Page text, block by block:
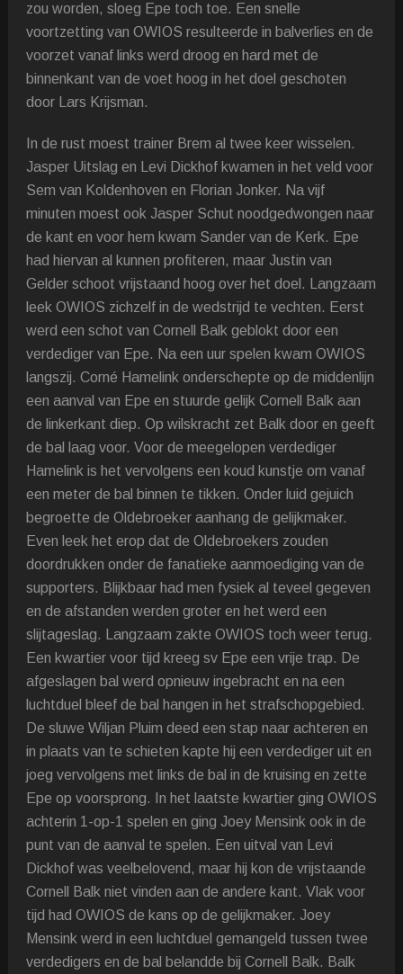
zou worden, sloeg Epe toch toe. Een snelle
voortzetting van OWIOS resulteerde in balverlies en de
voorzet vanaf links werd droog en hard met de
binnenkant van de voet hoog in het doel geschoten
door Lars Krijsman.
In de rust moest trainer Brem al twee keer wisselen.
Jasper Uitslag en Levi Dickhof kwamen in het veld voor
Sem van Koldenhoven en Florian Jonker. Na vijf
minuten moest ook Jasper Schut noodgedwongen naar
de kant en voor hem kwam Sander van de Kerk. Epe
had hiervan al kunnen profiteren, maar Justin van
Gelder schoot vrijstaand hoog over het doel. Langzaam
leek OWIOS zichzelf in de wedstrijd te vechten. Eerst
werd een schot van Cornell Balk geblokt door een
verdediger van Epe. Na een uur spelen kwam OWIOS
langszij. Corné Hamelink onderschepte op de middenlijn
een aanval van Epe en stuurde gelijk Cornell Balk aan
de linkerkant diep. Op wilskracht zet Balk door en geeft
de bal laag voor. Voor de meegelopen verdediger
Hamelink is het vervolgens een koud kunstje om vanaf
een meter de bal binnen te tikken. Onder luid gejuich
begroette de Oldebroeker aanhang de gelijkmaker.
Even leek het erop dat de Oldebroekers zouden
doordrukken onder de fanatieke aanmoediging van de
supporters. Blijkbaar had men fysiek al teveel gegeven
en de afstanden werden groter en het werd een
slijtageslag. Langzaam zakte OWIOS toch weer terug.
Een kwartier voor tijd kreeg sv Epe een vrije trap. De
afgeslagen bal werd opnieuw ingebracht en na een
luchtduel bleef de bal hangen in het strafschopgebied.
De sluwe Wiljan Pluim deed een stap naar achteren en
in plaats van te schieten kapte hij een verdediger uit en
joeg vervolgens met links de bal in de kruising en zette
Epe op voorsprong. In het laatste kwartier ging OWIOS
achterin 1-op-1 spelen en ging Joey Mensink ook in de
punt van de aanval te spelen. Een uitval van Levi
Dickhof was veelbelovend, maar hij kon de vrijstaande
Cornell Balk niet vinden aan de andere kant. Vlak voor
tijd had OWIOS de kans op de gelijkmaker. Joey
Mensink werd in een luchtduel gemangeld tussen twee
verdedigers en de bal belandde bij Cornell Balk. Balk